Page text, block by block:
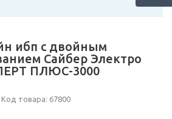
ибп с двойным
Сайбер Электро
ПЛЮС-3000
Код товара: 67800